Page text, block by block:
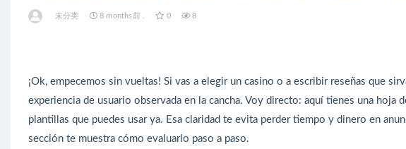
未分类 8 months前 . 0 8
¡Ok, empecemos sin vueltas! Si vas a elegir un casino o a escribir reseñas que
experiencia de usuario observada en la cancha. Voy directo: aquí tienes una
plantillas que puedes usar ya. Esa claridad te evita perder tiempo y dinero en
sección te muestra cómo evaluarlo paso a paso.